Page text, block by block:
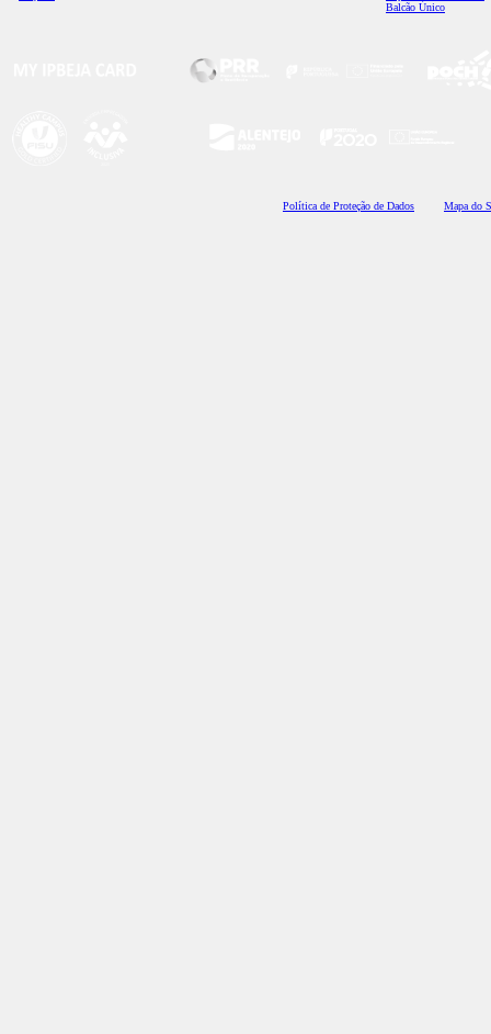
Balcão Único
Política de Proteção de Dados Mapa do